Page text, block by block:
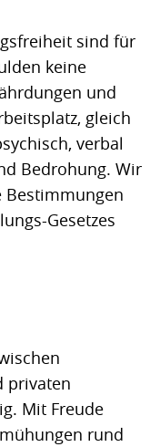
sind für
keine
und
gleich
verbal
Bedrohung. Wir
Bestimmungen
Gesetzes
privaten
Mit Freude
rund